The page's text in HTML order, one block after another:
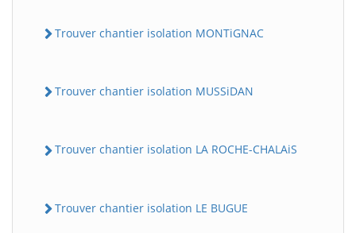
Trouver chantier isolation MONTiGNAC
Trouver chantier isolation MUSSiDAN
Trouver chantier isolation LA ROCHE-CHALAiS
Trouver chantier isolation LE BUGUE